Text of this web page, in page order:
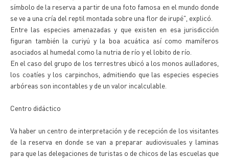
símbolo de la reserva a partir de una foto famosa en el mundo donde
se ve a una cría del reptil montada sobre una flor de irupé", explicó.
Entre las especies amenazadas y que existen en esa jurisdicción
figuran también la curiyú y la boa acuática así como mamíferos
asociados al humedal como la nutria de río y el lobito de río.
En el caso del grupo de los terrestres ubicó a los monos aulladores,
los coatíes y los carpinchos, admitiendo que las especies especies
arbóreas son incontables y de un valor incalculable.
Centro didáctico
Va haber un centro de interpretación y de recepción de los visitantes
de la reserva en donde se van a preparar audiovisuales y laminas
para que las delegaciones de turistas o de chicos de las escuelas que